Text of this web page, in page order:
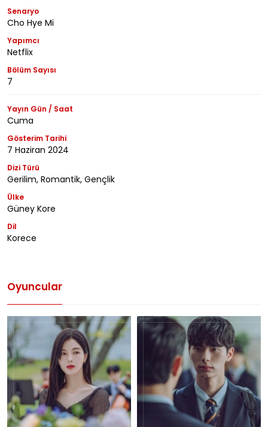
Senaryo
Cho Hye Mi
Yapımcı
Netflix
Bölüm Sayısı
7
Yayın Gün / Saat
Cuma
Gösterim Tarihi
7 Haziran 2024
Dizi Türü
Gerilim, Romantik, Gençlik
Ülke
Güney Kore
Dil
Korece
Oyuncular